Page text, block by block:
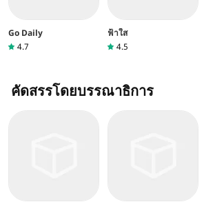
Go Daily
4.7
ฟ้าใส
4.5
คัดสรรโดยบรรณาธิการ